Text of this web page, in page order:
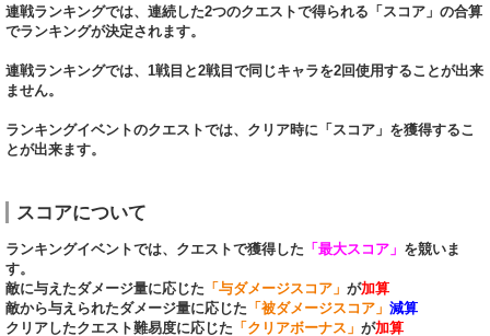
連戦ランキングでは、連続した2つのクエストで得られる「スコア」の合算
でランキングが決定されます。
連戦ランキングでは、1戦目と2戦目で同じキャラを2回使用することが出来
ません。
ランキングイベントのクエストでは、クリア時に「スコア」を獲得するこ
とが出来ます。
スコアについて
ランキングイベントでは、クエストで獲得した 「最大スコア」 を競いま
す。
敵に与えたダメージ量に応じた 「与ダメージスコア」 が加算
敵から与えられたダメージ量に応じた 「被ダメージスコア」 減算
クリアしたクエスト難易度に応じた 「クリアボーナス」 が加算